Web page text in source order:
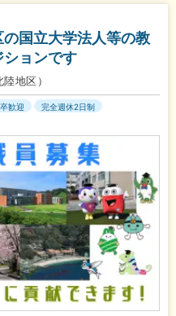
の国立大学法人等の教
ョンです
地区）
歓迎 完全週休2日制